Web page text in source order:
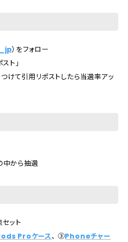
）をフォロー
ト」
けて引用リポストしたら当選率アッ
中から抽選
ット
Proケース、 ③Phoneチャー